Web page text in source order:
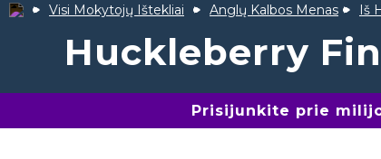
Visi Mokytojų Ištekliai Anglų Kalbos Menas Iš
Huckleberry
Prisijunkite prie